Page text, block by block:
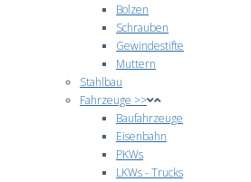
Bolzen
Schrauben
Gewindestifte
Muttern
Stahlbau
Fahrzeuge >>
Baufahrzeuge
Eisenbahn
PKWs
LKWs - Trucks